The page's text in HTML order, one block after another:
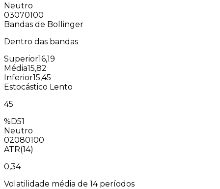
Neutro
03070100
Bandas de Bollinger
Dentro das bandas
Superior16,19
Média15,82
Inferior15,45
Estocástico Lento
45
%D51
Neutro
02080100
ATR(14)
0,34
Volatilidade média de 14 períodos